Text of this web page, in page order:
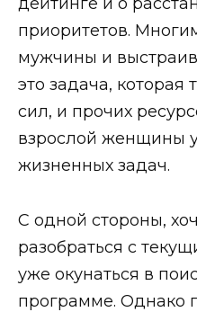
приоритетов.
мужчины и
это задача, которая
сил, и прочих
взрослой женщины
жизненных задач.
С одной стороны,
разобраться с
уже окунаться в
программе. Однако